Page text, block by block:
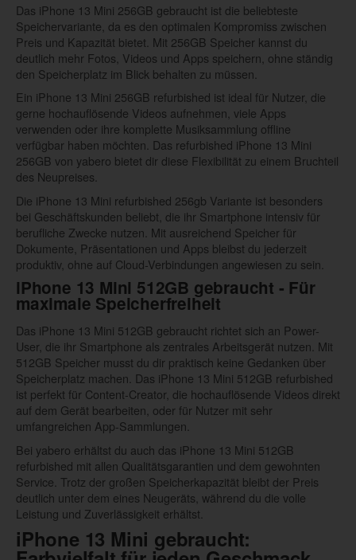
Das iPhone 13 Mini 256GB gebraucht ist die beliebteste
Speichervariante, da es den optimalen Kompromiss zwischen
Preis und Kapazität bietet. Mit 256GB Speicher kannst du
deutlich mehr Fotos, Videos und Apps speichern, ohne ständig
den Speicherplatz im Blick behalten zu müssen.
Ein iPhone 13 Mini 256GB refurbished ist ideal für Nutzer, die
gerne hochauflösende Videos aufnehmen, viele Apps
verwenden oder ihre komplette Musiksammlung offline
verfügbar haben möchten. Das refurbished iPhone 13 Mini
256GB von yabero bietet dir diese Flexibilität zu einem Bruchteil
des Neupreises.
Die iPhone 13 Mini refurbished 256gb Variante ist besonders
bei Geschäftskunden beliebt, die ihr Smartphone intensiv für
berufliche Zwecke nutzen. Mit ausreichend Speicher für
Dokumente, Präsentationen und Apps bleibst du jederzeit
produktiv, ohne auf Cloud-Verbindungen angewiesen zu sein.
iPhone 13 Mini 512GB gebraucht - Für
maximale Speicherfreiheit
Das iPhone 13 Mini 512GB gebraucht richtet sich an Power-
User, die ihr Smartphone als zentrales Arbeitsgerät nutzen. Mit
512GB Speicher musst du dir praktisch keine Gedanken über
Speicherplatz machen. Das iPhone 13 Mini 512GB refurbished
ist perfekt für Content-Creator, die hochauflösende Videos direkt
auf dem Gerät bearbeiten, oder für Nutzer mit sehr
umfangreichen App-Sammlungen.
Bei yabero erhältst du auch das iPhone 13 Mini 512GB
refurbished mit allen Qualitätsgarantien und dem gewohnten
Service. Trotz der großen Speicherkapazität bleibt der Preis
deutlich unter dem eines Neugeräts, während du die volle
Leistung und Zuverlässigkeit erhältst.
iPhone 13 Mini gebraucht: